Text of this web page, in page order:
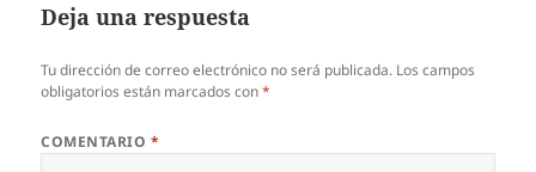
Deja una respuesta
Tu dirección de correo electrónico no será publicada. Los campos
obligatorios están marcados con*
COMENTARIO *